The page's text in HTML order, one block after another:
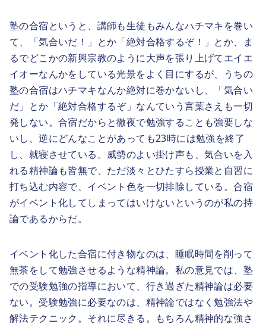
塾の合宿というと、講師も生徒もみんなハチマキを巻い
て、「気合いだ！」とか「絶対合格するぞ！」とか、ま
るでどこかの新興宗教のように大声を張り上げてエイエ
イオーなんかをしている光景をよく目にするが、うちの
塾の合宿はハチマキなんか絶対に巻かないし、「気合い
だ」とか「絶対合格するぞ」なんていう言葉さえも一切
発しない。合宿だからと徹夜で勉強することも強要しな
いし、逆にどんなことがあっても23時には勉強を終了
し、就寝させている。威勢のよい掛け声も、気合いを入
れる精神論も皆無で、ただ淡々とひたすら授業と自習に
打ち込む内容で、イベント色を一切排除している。合宿
がイベント化してしまってはいけないというのが私の持
論であるからだ。
イベント化した合宿に付き物なのは、睡眠時間を削って
無茶をして勉強させるような精神論。私の意見では、塾
での受験勉強の指導において、行き過ぎた精神論は必要
ない。受験勉強に必要なのは、精神論ではなく勉強法や
解法テクニック。それに尽きる。もちろん精神的な強さ